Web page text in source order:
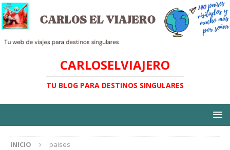
CARLOSELVIAJERO
TU BLOG PARA DESTINOS SINGULARES
INICIO paises